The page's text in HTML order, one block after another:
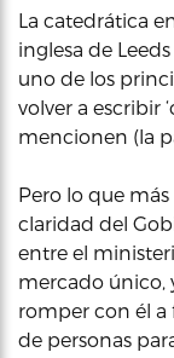
La catedrática
inglesa de
uno de los
volver a escribir
mencionen (la
Pero lo que
claridad del
entre el
mercado único,
romper con él
de personas